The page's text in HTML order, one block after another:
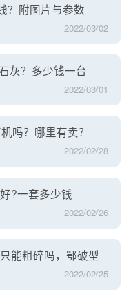
？附图片与参数
2022/03/02
灰？多少钱一台
2022/03/01
吗？哪里有卖？
2022/02/28
?一套多少钱
2022/02/26
能粗碎吗，鄂破型
2022/02/25